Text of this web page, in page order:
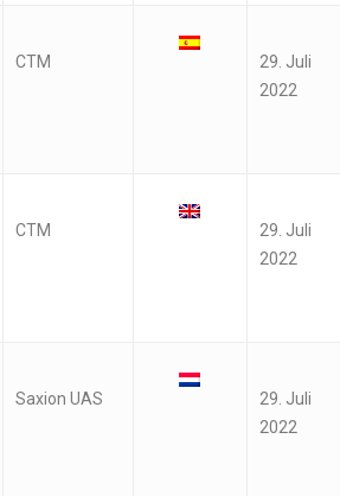
CTM
29. Juli
2022
CTM
29. Juli
2022
Saxion UAS
29. Juli
2022